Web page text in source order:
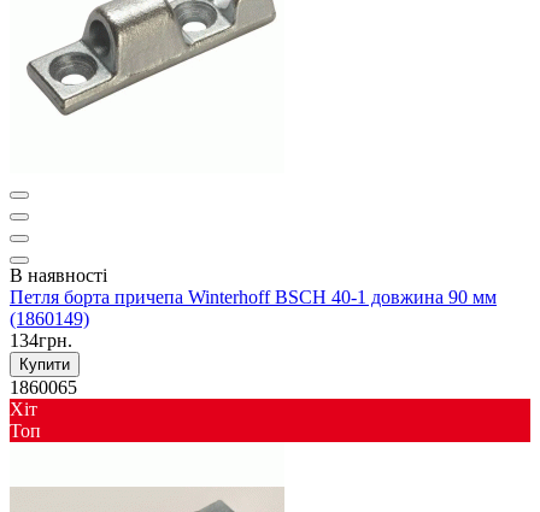
В наявності
Петля борта причепа Winterhoff BSCH 40-1 довжина 90 мм
(1860149)
134грн.
Купити
1860065
Хіт
Toп